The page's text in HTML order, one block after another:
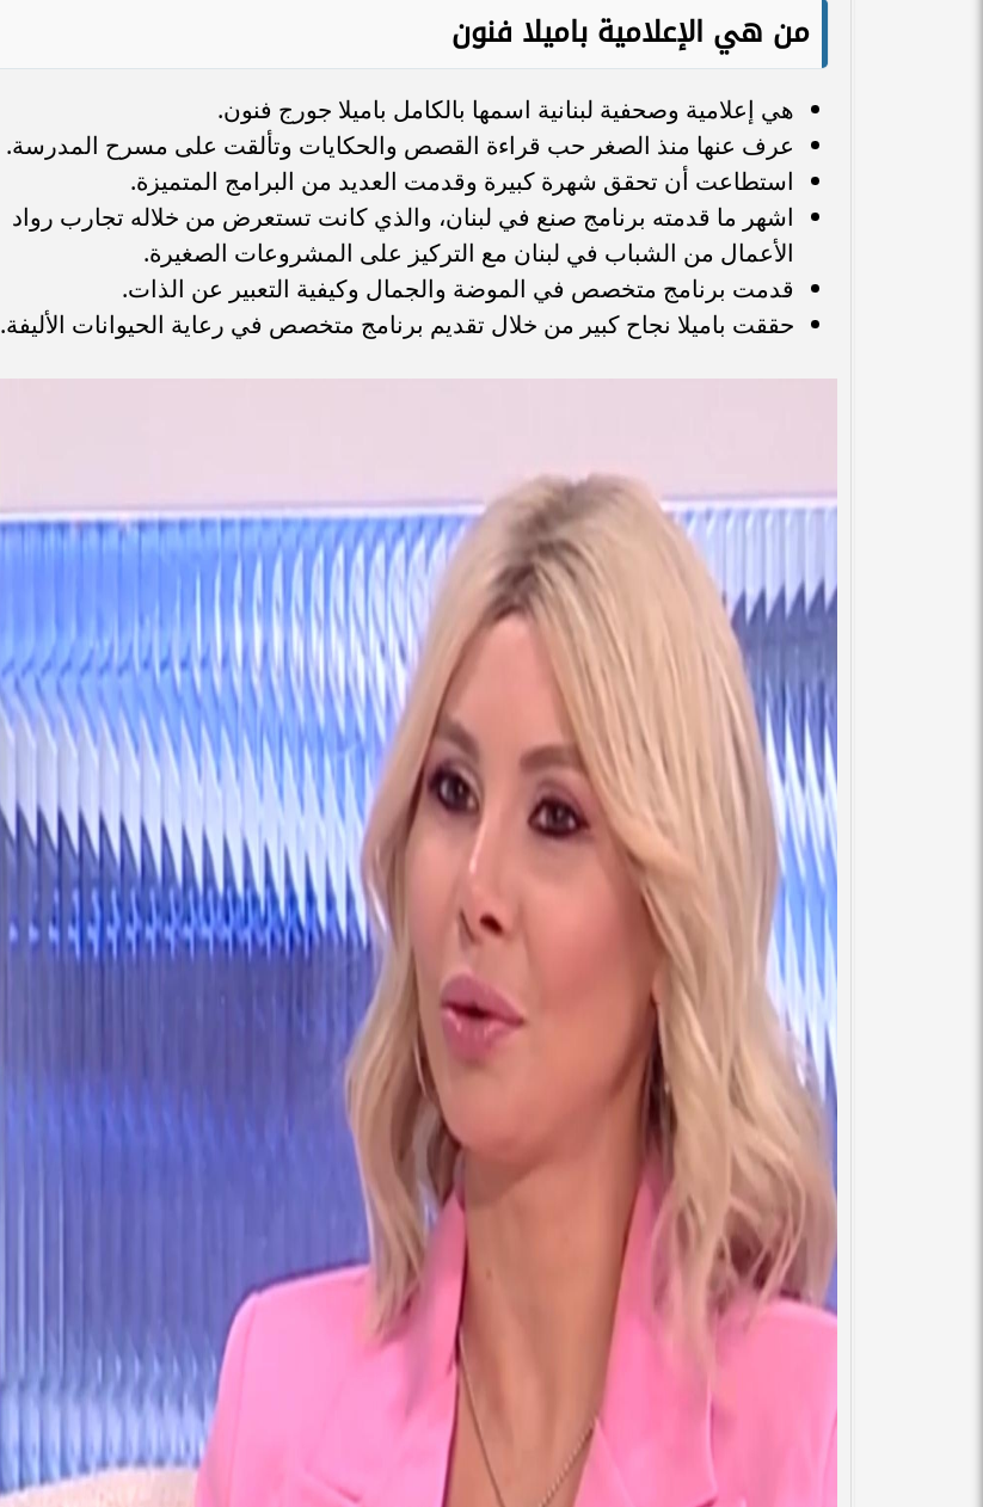
من هي الإعلامية باميلا فنون
هي إعلامية وصحفية لبنانية اسمها بالكامل باميلا جورج فنون.
عرف عنها منذ الصغر حب قراءة القصص والحكايات وتألقت على مسرح المدرسة.
استطاعت أن تحقق شهرة كبيرة وقدمت العديد من البرامج المتميزة.
اشهر ما قدمته برنامج صنع في لبنان، والذي كانت تستعرض من خلاله تجارب رواد
الأعمال من الشباب في لبنان مع التركيز على المشروعات الصغيرة.
قدمت برنامج متخصص في الموضة والجمال وكيفية التعبير عن الذات.
حققت باميلا نجاح كبير من خلال تقديم برنامج متخصص في رعاية الحيوانات الأليفة.